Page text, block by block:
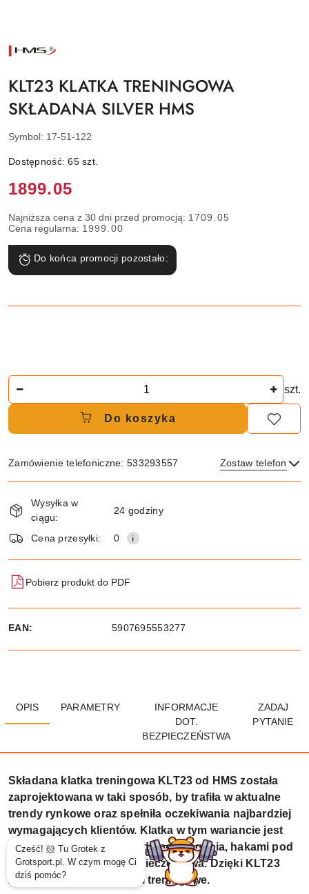
NAZWA
PRODUCENTA:
KLT23 KLATKA TRENINGOWA
SKŁADANA SILVER HMS
Symbol: 17-51-122
Dostępność:65szt.
Cena:
1899.05
Najniższa cena z 30 dni przed promocją: 1709.05
Cena regularna: 1999.00
Do końca promocji pozostało:
szt.
Do koszyka
Zamówienie telefoniczne: 533293557 Zostaw telefon
i
dostawa
Wysyłka w
ciągu:
24 godziny
Cena przesyłki: 0
Pobierz produkt do PDF
EAN: 5907695553277
OPIS PARAMETRY
INFORMACJE
DOT.
BEZPIECZEŃSTWA
ZADAJ
PYTANIE
Składana klatka treningowa KLT23 od HMS została
zaprojektowana w taki sposób, by trafiła w aktualne
trendy rynkowe oraz spełniła oczekiwania najbardziej
wymagających klientów. Klatka w tym wariancie jest
sprzedawana z drążkiem do podciągania, hakami pod
gryf oraz podporami bezpieczeństwa. Dzięki KLT23
zyskasz nowe możliwości treningowe.